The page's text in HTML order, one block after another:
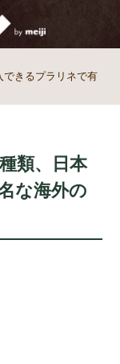
できるプラリネで有
類、日本
な海外の